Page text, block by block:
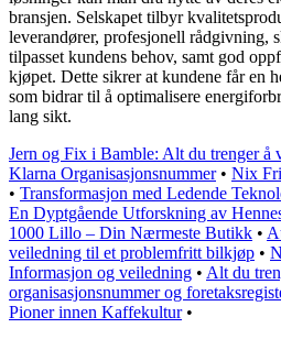
bransjen. Selskapet tilbyr
leverandører, profesjonell rådgivning,
tilpasset kundens behov, samt god
kjøpet. Dette sikrer at kundene får en
som bidrar til å optimalisere
lang sikt.
Jern og Fix i Bamble: Alt du trenger å
Klarna Organisasjonsnummer• Nix
• Transformasjon med Ledende
En Dyptgående Utforskning av
1000 Lillo – Din Nærmeste Butikk •
veiledning til et problemfritt bilkjøp •
Informasjon og veiledning • Alt du
organisasjonsnummer og
Pioner innen Kaffekultur•